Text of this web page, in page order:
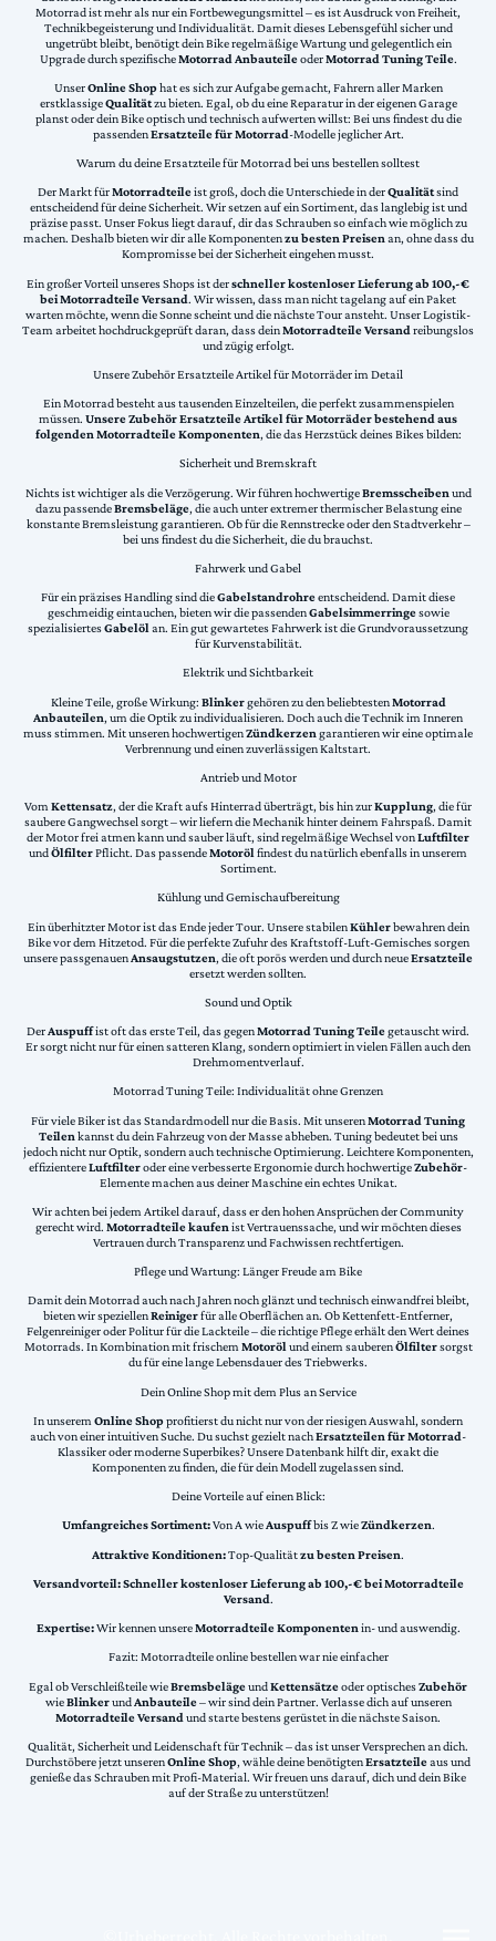
Motorrad ist mehr als nur ein Fortbewegungsmittel – es ist Ausdruck von Freiheit,
Technikbegeisterung und Individualität. Damit dieses Lebensgefühl sicher und
ungetrübt bleibt, benötigt dein Bike regelmäßige Wartung und gelegentlich ein
Upgrade durch spezifischeMotorrad AnbauteileoderMotorrad Tuning Teile.
UnserOnline Shophat es sich zur Aufgabe gemacht, Fahrern aller Marken
erstklassigeQualitätzu bieten. Egal, ob du eine Reparatur in der eigenen Garage
planst oder dein Bike optisch und technisch aufwerten willst: Bei uns findest du die
passendenErsatzteile für Motorrad-Modelle jeglicher Art.
Warum du deine Ersatzteile für Motorrad bei uns bestellen solltest
Der Markt fürMotorradteileist groß, doch die Unterschiede in derQualitätsind
entscheidend für deine Sicherheit. Wir setzen auf ein Sortiment, das langlebig ist und
präzise passt. Unser Fokus liegt darauf, dir das Schrauben so einfach wie möglich zu
machen. Deshalb bieten wir dir alle Komponentenzu besten Preisenan, ohne dass du
Kompromisse bei der Sicherheit eingehen musst.
Ein großer Vorteil unseres Shops ist derschneller kostenloser Lieferung ab 100,-€
bei Motorradteile Versand. Wir wissen, dass man nicht tagelang auf ein Paket
warten möchte, wenn die Sonne scheint und die nächste Tour ansteht. Unser Logistik-
Team arbeitet hochdruckgeprüft daran, dass deinMotorradteile Versand reibungslos
und zügig erfolgt.
Unsere Zubehör Ersatzteile Artikel für Motorräder im Detail
Ein Motorrad besteht aus tausenden Einzelteilen, die perfekt zusammenspielen
müssen. Unsere Zubehör Ersatzteile Artikel für Motorräder bestehend aus
folgenden Motorradteile Komponenten, die das Herzstück deines Bikes bilden:
Sicherheit und Bremskraft
Nichts ist wichtiger als die Verzögerung. Wir führen hochwertigeBremsscheiben und
dazu passendeBremsbeläge, die auch unter extremer thermischer Belastung eine
konstante Bremsleistung garantieren. Ob für die Rennstrecke oder den Stadtverkehr –
bei uns findest du die Sicherheit, die du brauchst.
Fahrwerk und Gabel
Für ein präzises Handling sind dieGabelstandrohreentscheidend. Damit diese
geschmeidig eintauchen, bieten wir die passendenGabelsimmerringesowie
spezialisiertesGabelölan. Ein gut gewartetes Fahrwerk ist die Grundvoraussetzung
für Kurvenstabilität.
Elektrik und Sichtbarkeit
Kleine Teile, große Wirkung: Blinkergehören zu den beliebtestenMotorrad
Anbauteilen, um die Optik zu individualisieren. Doch auch die Technik im Inneren
muss stimmen. Mit unseren hochwertigenZündkerzen garantieren wir eine optimale
Verbrennung und einen zuverlässigen Kaltstart.
Antrieb und Motor
VomKettensatz, der die Kraft aufs Hinterrad überträgt, bis hin zurKupplung, die für
saubere Gangwechsel sorgt – wir liefern die Mechanik hinter deinem Fahrspaß. Damit
der Motor frei atmen kann und sauber läuft, sind regelmäßige Wechsel vonLuftfilter
undÖlfilterPflicht. Das passendeMotorölfindest du natürlich ebenfalls in unserem
Sortiment.
Kühlung und Gemischaufbereitung
Ein überhitzter Motor ist das Ende jeder Tour. Unsere stabilenKühlerbewahren dein
Bike vor dem Hitzetod. Für die perfekte Zufuhr des Kraftstoff-Luft-Gemisches sorgen
unsere passgenauenAnsaugstutzen, die oft porös werden und durch neueErsatzteile
ersetzt werden sollten.
Sound und Optik
DerAuspuffist oft das erste Teil, das gegenMotorrad Tuning Teilegetauscht wird.
Er sorgt nicht nur für einen satteren Klang, sondern optimiert in vielen Fällen auch den
Drehmomentverlauf.
Motorrad Tuning Teile: Individualität ohne Grenzen
Für viele Biker ist das Standardmodell nur die Basis. Mit unserenMotorrad Tuning
Teilen kannst du dein Fahrzeug von der Masse abheben. Tuning bedeutet bei uns
jedoch nicht nur Optik, sondern auch technische Optimierung. Leichtere Komponenten,
effizientereLuftfilteroder eine verbesserte Ergonomie durch hochwertigeZubehör-
Elemente machen aus deiner Maschine ein echtes Unikat.
Wir achten bei jedem Artikel darauf, dass er den hohen Ansprüchen der Community
gerecht wird. Motorradteile kaufen ist Vertrauenssache, und wir möchten dieses
Vertrauen durch Transparenz und Fachwissen rechtfertigen.
Pflege und Wartung: Länger Freude am Bike
Damit dein Motorrad auch nach Jahren noch glänzt und technisch einwandfrei bleibt,
bieten wir speziellenReinigerfür alle Oberflächen an. Ob Kettenfett-Entferner,
Felgenreiniger oder Politur für die Lackteile – die richtige Pflege erhält den Wert deines
Motorrads. In Kombination mit frischemMotorölund einem sauberenÖlfiltersorgst
du für eine lange Lebensdauer des Triebwerks.
Dein Online Shop mit dem Plus an Service
In unserem Online Shopprofitierst du nicht nur von der riesigen Auswahl, sondern
auch von einer intuitiven Suche. Du suchst gezielt nachErsatzteilen für Motorrad-
Klassiker oder moderne Superbikes? Unsere Datenbank hilft dir, exakt die
Komponenten zu finden, die für dein Modell zugelassen sind.
Deine Vorteile auf einen Blick:
Umfangreiches Sortiment:Von A wieAuspuffbis Z wieZündkerzen.
Attraktive Konditionen:Top-Qualitätzu besten Preisen.
Versandvorteil:Schneller kostenloser Lieferung ab 100,-€ bei Motorradteile
Versand.
Expertise:Wir kennen unsereMotorradteile Komponentenin- und auswendig.
Fazit: Motorradteile online bestellen war nie einfacher
Egal ob Verschleißteile wieBremsbelägeundKettensätzeoder optischesZubehör
wieBlinkerundAnbauteile– wir sind dein Partner. Verlasse dich auf unseren
Motorradteile Versand und starte bestens gerüstet in die nächste Saison.
Qualität, Sicherheit und Leidenschaft für Technik – das ist unser Versprechen an dich.
Durchstöbere jetzt unserenOnline Shop, wähle deine benötigtenErsatzteileaus und
genieße das Schrauben mit Profi-Material. Wir freuen uns darauf, dich und dein Bike
auf der Straße zu unterstützen!